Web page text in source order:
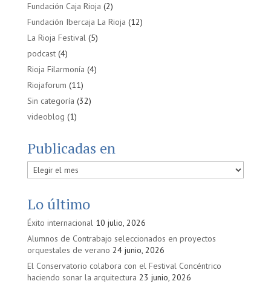
Fundación Caja Rioja (2)
Fundación Ibercaja La Rioja (12)
La Rioja Festival(5)
podcast(4)
Rioja Filarmonía (4)
Riojaforum (11)
Sin categoría (32)
videoblog (1)
Publicadas en
Publicadas
en
Lo último
Éxito internacional 10 julio, 2026
Alumnos de Contrabajo seleccionados en proyectos
orquestales de verano 24 junio, 2026
El Conservatorio colabora con el Festival Concéntrico
haciendo sonar la arquitectura 23 junio, 2026